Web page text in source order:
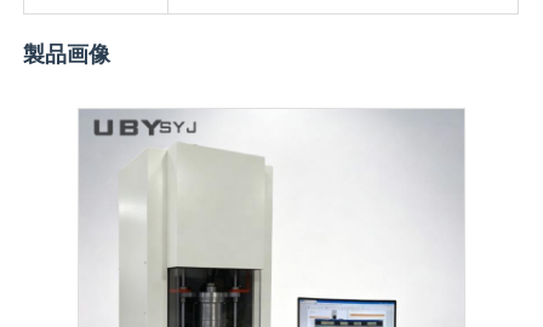
生地試験機
温度および湿気のコントローラー
硬度のテスター
製品画像